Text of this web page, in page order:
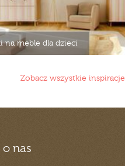
na meble dla dzieci
Zobacz wszystkie inspiracje
o nas